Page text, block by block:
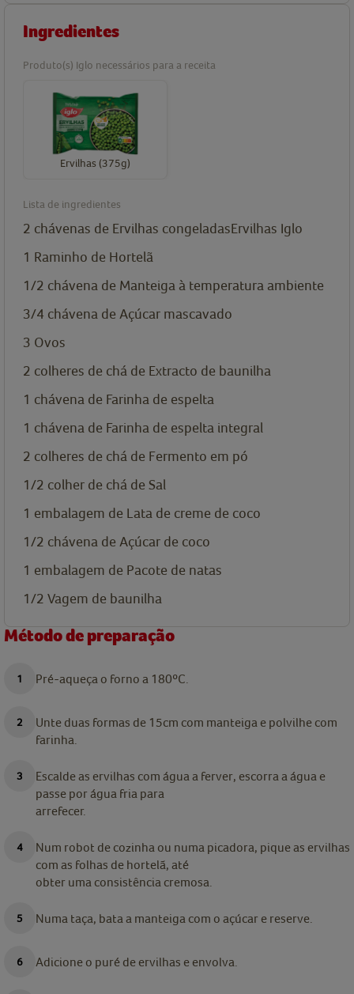
Ingredientes
Produto(s) Iglo necessários para a receita
Ervilhas (375g)
Lista de ingredientes
2 chávenas de Ervilhas congeladasErvilhas Iglo
1 Raminho de Hortelã
1/2 chávena de Manteiga à temperatura ambiente
3/4 chávena de Açúcar mascavado
3 Ovos
2 colheres de chá de Extracto de baunilha
1 chávena de Farinha de espelta
1 chávena de Farinha de espelta integral
2 colheres de chá de Fermento em pó
1/2 colher de chá de Sal
1 embalagem de Lata de creme de coco
1/2 chávena de Açúcar de coco
1 embalagem de Pacote de natas
1/2 Vagem de baunilha
Método de preparação
Pré-aqueça o forno a 180ºC.
Unte duas formas de 15cm com manteiga e polvilhe com
farinha.
Escalde as ervilhas com água a ferver, escorra a água e
passe por água fria para
arrefecer.
Num robot de cozinha ou numa picadora, pique as ervilhas
com as folhas de hortelã, até
obter uma consistência cremosa.
Numa taça, bata a manteiga com o açúcar e reserve.
Adicione o puré de ervilhas e envolva.